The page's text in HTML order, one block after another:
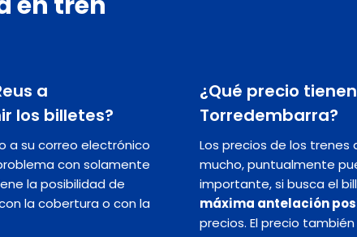
a
los billetes?
a su correo electrónico
con solamente
la posibilidad de
la cobertura o con la
¿Qué precio
Torredembarra?
Los precios de los trenes
mucho, puntualmente
importante, si busca el
máxima antelación
precios. El precio